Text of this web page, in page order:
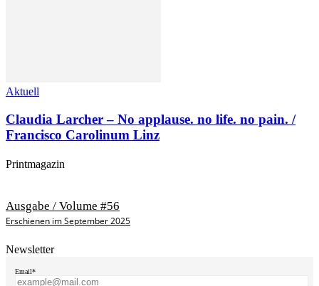
Aktuell
Claudia Larcher – No applause. no life. no pain. /
Francisco Carolinum Linz
Printmagazin
Ausgabe / Volume #56
Erschienen im September 2025
Newsletter
Email*